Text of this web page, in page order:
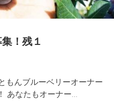
！残１
もんブルーベリーオーナー
あなたもオーナー...